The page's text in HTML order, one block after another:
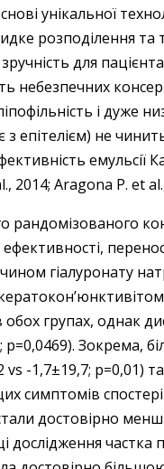
унікальної
розподілення
для
небезпечних
і дуже
епітелієм) не
2014; Aragona P. et
гіалуронату
обох групах, однак
p=0,0469). Зокрема,
vs -1,7±19,7; p=0,01)
симптомів
стали достовірно
дослідження частка